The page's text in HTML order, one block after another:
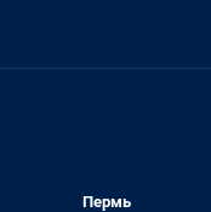
Пермь